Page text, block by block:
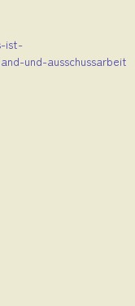
ist-
und-ausschussarbeit